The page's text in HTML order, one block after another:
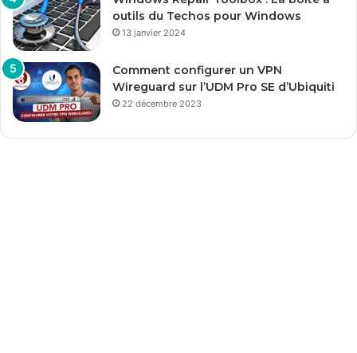
outils du Techos pour Windows
13 janvier 2024
Comment configurer un VPN
Wireguard sur l’UDM Pro SE d’Ubiquiti
22 décembre 2023